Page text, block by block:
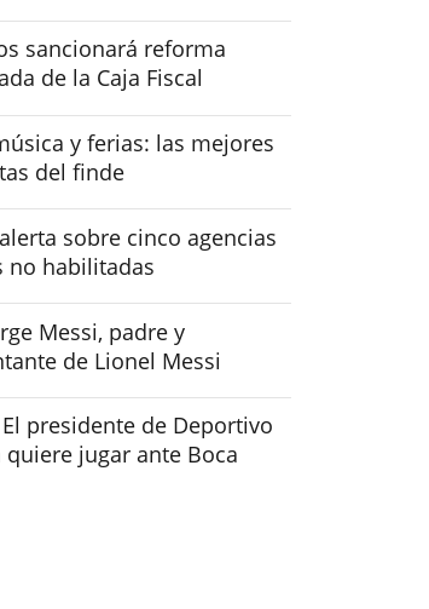
sancionará reforma
de la Caja Fiscal
y ferias: las mejores
del finde
sobre cinco agencias
no habilitadas
Messi, padre y
de Lionel Messi
presidente de Deportivo
quiere jugar ante Boca